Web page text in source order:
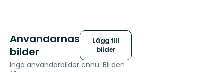
Användarnas
bilder
Lägg till
bilder
Inga användarbilder ännu. Bli den